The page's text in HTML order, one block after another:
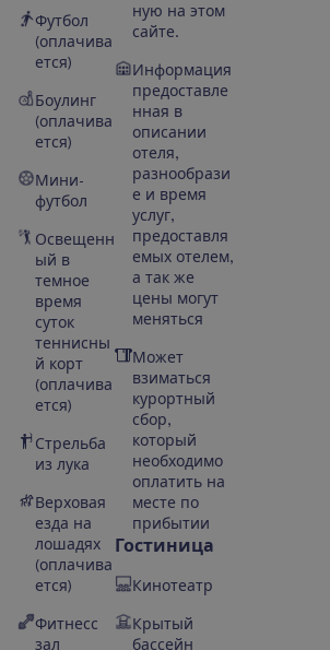
Футбол
(оплачива
ется)
Боулинг
(оплачива
ется)
Мини-
футбол
Освещенн
ый в
темное
время
суток
теннисны
й корт
(оплачива
ется)
Стрельба
из лука
Верховая
езда на
лошадях
(оплачива
ется)
Фитнесс
зал
ную на этом
сайте.
Информация
предоставле
нная в
описании
отеля,
разнообрази
е и время
услуг,
предоставля
емых отелем,
а так же
цены могут
меняться
Может
взиматься
курортный
сбор,
который
необходимо
оплатить на
месте по
прибытии
Гостиница
Кинотеатр
Крытый
бассейн